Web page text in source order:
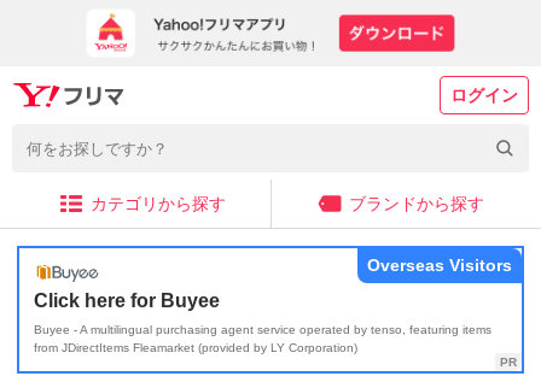
ログイン
カテゴリから探す ブランドから探す
Click here for Buyee
Buyee - A multilingual purchasing agent service operated by tenso, featuring items
from JDirectItems Fleamarket (provided by LY Corporation)
Overseas Visitors